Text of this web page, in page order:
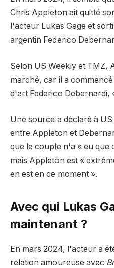
Chris Appleton ait quitté
l'acteur Lukas Gage et
argentin Federico
Selon US Weekly et TMZ,
marché, car il a
d'art Federico Debernardi,
Une source a déclaré à
entre Appleton et
que le couple n'a « eu que
mais Appleton est «
en est en ce moment ».
Avec qui Lukas
maintenant ?
En mars 2024, l'acteur a
relation amoureuse avec